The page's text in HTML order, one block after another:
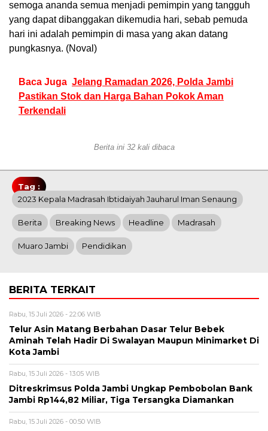
semoga ananda semua menjadi pemimpin yang tangguh
yang dapat dibanggakan dikemudia hari, sebab pemuda
hari ini adalah pemimpin di masa yang akan datang
pungkasnya. (Noval)
Baca Juga Jelang Ramadan 2026, Polda Jambi
Pastikan Stok dan Harga Bahan Pokok Aman
Terkendali
Berita ini 32 kali dibaca
Tag :
2023 Kepala Madrasah Ibtidaiyah Jauharul Iman Senaung
Berita Breaking News Headline Madrasah
Muaro Jambi Pendidikan
BERITA TERKAIT
Rabu, 15 Juli 2026 - 22:06 WIB
Telur Asin Matang Berbahan Dasar Telur Bebek
Aminah Telah Hadir Di Swalayan Maupun Minimarket Di
Kota Jambi
Rabu, 15 Juli 2026 - 13:05 WIB
Ditreskrimsus Polda Jambi Ungkap Pembobolan Bank
Jambi Rp144,82 Miliar, Tiga Tersangka Diamankan
Rabu, 15 Juli 2026 - 00:50 WIB